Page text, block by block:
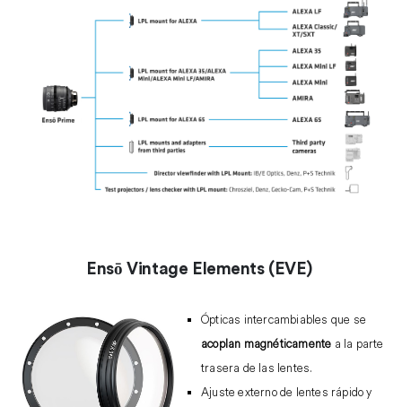
Ensō Vintage E lements (EVE)
Ópticas intercambiables que se
acoplan magnéticamente a la parte
trasera de las lentes.
Ajuste externo de lentes rápido y